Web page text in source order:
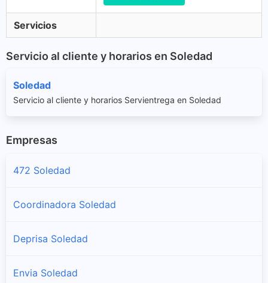
Servicios
Servicio al cliente y horarios en Soledad
Soledad
Servicio al cliente y horarios Servientrega en Soledad
Empresas
472 Soledad
Coordinadora Soledad
Deprisa Soledad
Envia Soledad